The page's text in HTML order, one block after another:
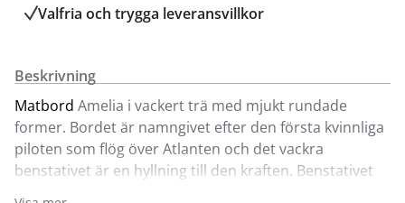
Valfria och trygga leveransvillkor
Beskrivning
Matbord Amelia i vackert trä med mjukt rundade
former. Bordet är namngivet efter den första kvinnliga
piloten som flög över Atlanten och det vackra
benstativet är en hyllning till den kraften. Benstativet